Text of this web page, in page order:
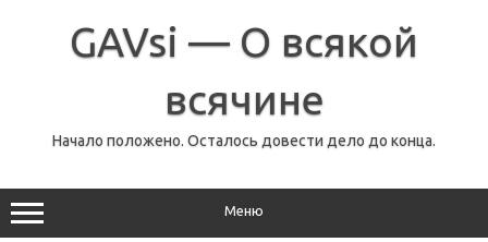
содержимомуGAVsi — О всякой
всячине
Начало положено. Осталось довести дело до конца.
Меню